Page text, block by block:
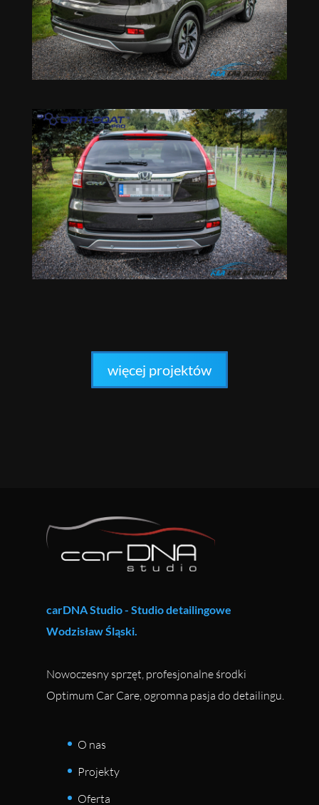
więcej projektów
carDNA Studio - Studio detailingowe
Wodzisław Śląski.
Nowoczesny sprzęt, profesjonalne środki
Optimum Car Care, ogromna pasja do detailingu.
O nas
Projekty
Oferta